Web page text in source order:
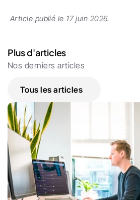
Article publié le 17 juin 2026.
Plus d'articles
Nos derniers articles
Tous les articles